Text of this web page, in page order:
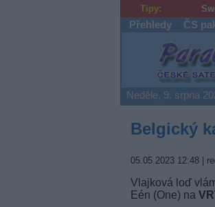
Tipy:
Přehledy ČS
Neděle, 9. srpna
Belgický
05.05.2023 12:48|
Vlajková loď
Eén (One) na